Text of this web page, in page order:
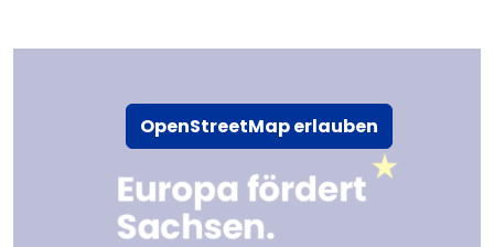
OpenStreetMap erlauben